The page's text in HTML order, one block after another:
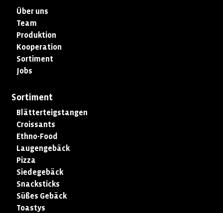
Über uns
Team
Produktion
Kooperation
Sortiment
Jobs
Sortiment
Blätterteigstangen
Croissants
Ethno-Food
Laugengebäck
Pizza
Siedegebäck
Snacksticks
Süßes Gebäck
Toastys